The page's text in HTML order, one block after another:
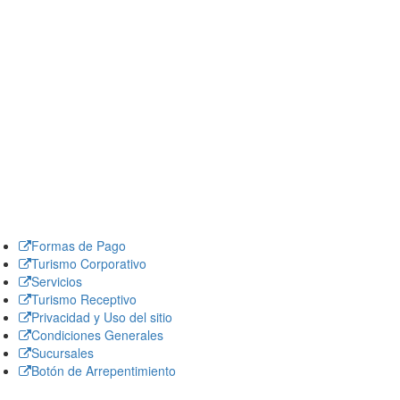
Formas de Pago
Turismo Corporativo
Servicios
Turismo Receptivo
Privacidad y Uso del sitio
Condiciones Generales
Sucursales
Botón de Arrepentimiento